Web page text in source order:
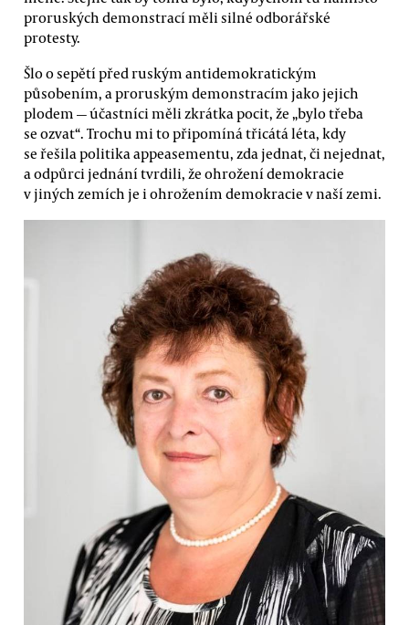
proruských demonstrací měli silné odborářské
protesty.
Šlo o sepětí před ruským antidemokratickým
působením, a proruským demonstracím jako jejich
plodem — účastníci měli zkrátka pocit, že „bylo třeba
se ozvat“. Trochu mi to připomíná třicátá léta, kdy
se řešila politika appeasementu, zda jednat, či nejednat,
a odpůrci jednání tvrdili, že ohrožení demokracie
v jiných zemích je i ohrožením demokracie v naší zemi.